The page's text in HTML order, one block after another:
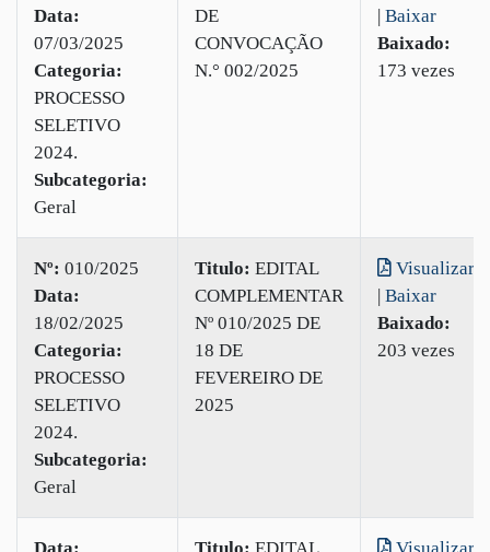
Data:
07/03/2025
Categoria:
PROCESSO
SELETIVO
2024.
Subcategoria:
Geral
DE
CONVOCAÇÃO
N.° 002/2025
| Baixar
Baixado:
173 vezes
Nº: 010/2025
Data:
18/02/2025
Categoria:
PROCESSO
SELETIVO
2024.
Subcategoria:
Geral
Titulo: EDITAL
COMPLEMENTAR
Nº 010/2025 DE
18 DE
FEVEREIRO DE
2025
Visualizar
| Baixar
Baixado:
203 vezes